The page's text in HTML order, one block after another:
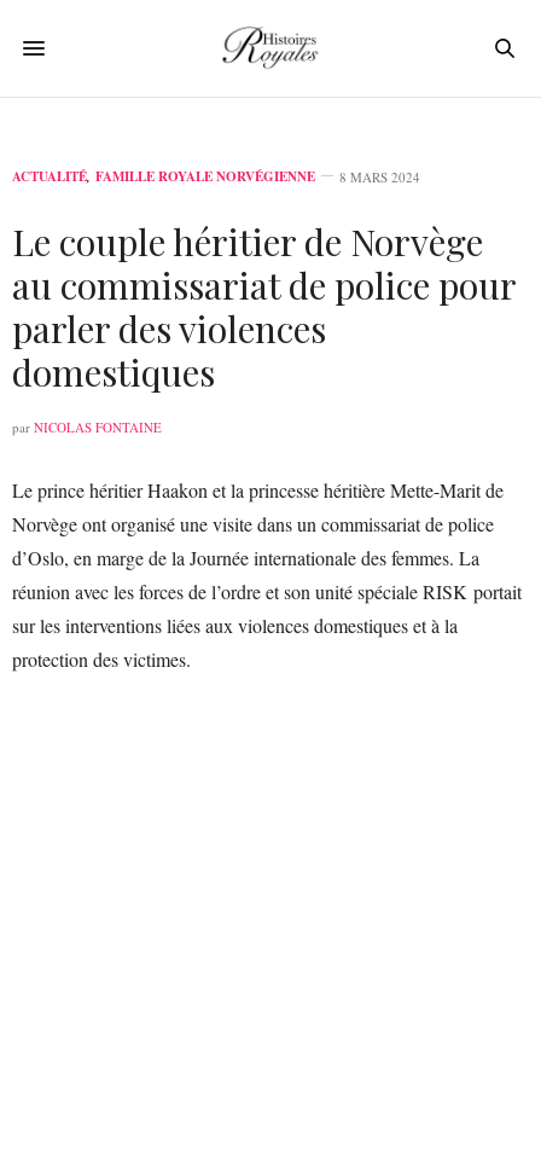
ACTUALITÉ, FAMILLE ROYALE NORVÉGIENNE 8 MARS 2024
Le couple héritier de Norvège
au commissariat de police pour
parler des violences
domestiques
par NICOLAS FONTAINE
Le prince héritier Haakon et la princesse héritière Mette-Marit de
Norvège ont organisé une visite dans un commissariat de police
d’Oslo, en marge de la Journée internationale des femmes. La
réunion avec les forces de l’ordre et son unité spéciale RISK portait
sur les interventions liées aux violences domestiques et à la
protection des victimes.